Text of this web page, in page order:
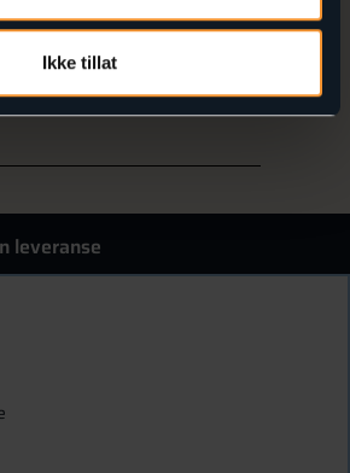
Ikke tillat
for ansatte
leveranse